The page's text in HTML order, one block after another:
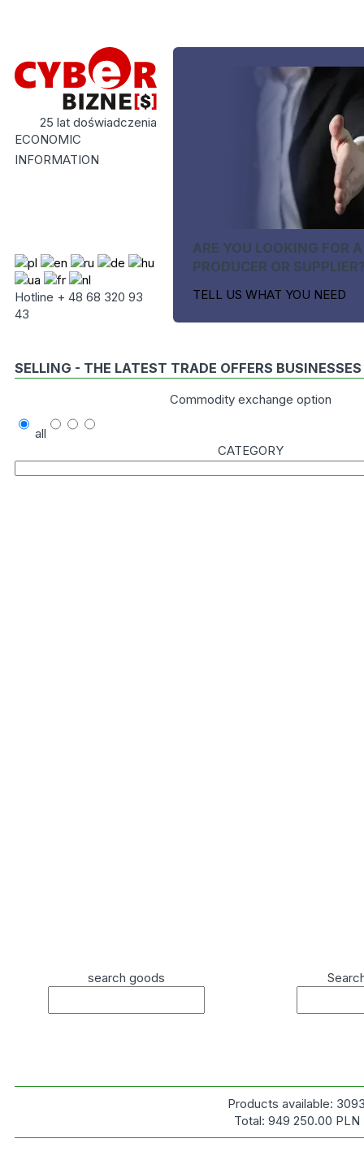
25 lat doświadczenia
ECONOMIC
INFORMATION
Hotline + 48 68 320 93
43
ARE YOU LOOKING FOR A
PRODUCER OR
TELL US WHAT YOU NEED
SELLING - THE LATEST TRADE OFFERS BUSINESSES
Commodity exchange option
all
CATEGORY
search goods
Products available:
Total: 949 250.00 PLN